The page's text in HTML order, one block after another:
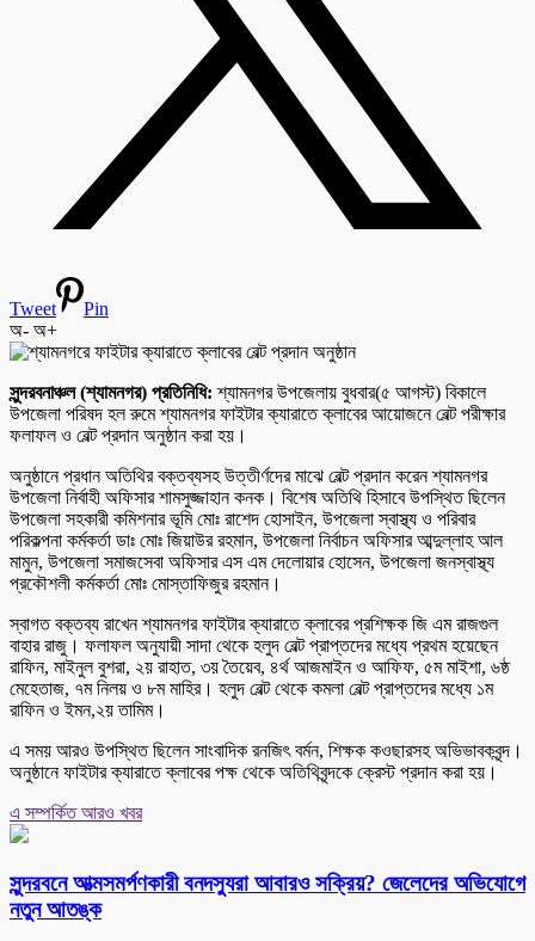
Tweet
Pin
অ- অ+
সুন্দরবনাঞ্চল (শ্যামনগর) প্রতিনিধি: শ্যামনগর উপজেলায় বুধবার(৫ আগস্ট) বিকালে
উপজেলা পরিষদ হল রুমে শ্যামনগর ফাইটার ক্যারাতে ক্লাবের আয়োজনে বেল্ট পরীক্ষার
ফলাফল ও বেল্ট প্রদান অনুষ্ঠান করা হয়।
অনুষ্ঠানে প্রধান অতিথির বক্তব্যসহ উত্তীর্ণদের মাঝে বেল্ট প্রদান করেন শ্যামনগর
উপজেলা নির্বাহী অফিসার শামসুজ্জাহান কনক। বিশেষ অতিথি হিসাবে উপস্থিত ছিলেন
উপজেলা সহকারী কমিশনার ভূমি মোঃ রাশেদ হোসাইন, উপজেলা স্বাস্থ্য ও পরিবার
পরিকল্পনা কর্মকর্তা ডাঃ মোঃ জিয়াউর রহমান, উপজেলা নির্বাচন অফিসার আব্দুল্লাহ আল
মামুন, উপজেলা সমাজসেবা অফিসার এস এম দেলোয়ার হোসেন, উপজেলা জনস্বাস্থ্য
প্রকৌশলী কর্মকর্তা মোঃ মোস্তাফিজুর রহমান।
স্বাগত বক্তব্য রাখেন শ্যামনগর ফাইটার ক্যারাতে ক্লাবের প্রশিক্ষক জি এম রাজগুল
বাহার রাজু। ফলাফল অনুযায়ী সাদা থেকে হলুদ বেল্ট প্রাপ্তদের মধ্যে প্রথম হয়েছেন
রাফিন, মাইনুল বুশরা, ২য় রাহাত, ৩য় তৈয়েব, ৪র্থ আজমাইন ও আফিফ, ৫ম মাইশা, ৬ষ্ঠ
মেহেতাজ, ৭ম নিলয় ও ৮ম মাহির। হলুদ বেল্ট থেকে কমলা বেল্ট প্রাপ্তদের মধ্যে ১ম
রাফিন ও ইমন,২য় তামিম।
এ সময় আরও উপস্থিত ছিলেন সাংবাদিক রনজিৎ বর্মন, শিক্ষক কওছারসহ অভিভাবকবৃন্দ।
অনুষ্ঠানে ফাইটার ক্যারাতে ক্লাবের পক্ষ থেকে অতিথিবৃন্দকে ক্রেস্ট প্রদান করা হয়।
এ সম্পর্কিত আরও খবর
সুন্দরবনে আত্মসমর্পণকারী বনদস্যুরা আবারও সক্রিয়? জেলেদের অভিযোগে
নতুন আতঙ্ক